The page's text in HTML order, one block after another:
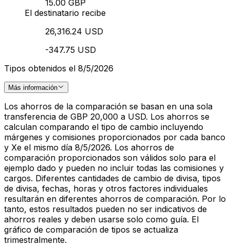
15.00 GBP
El destinatario recibe
26,316.24 USD
-347.75 USD
Tipos obtenidos el 8/5/2026
Más información
Los ahorros de la comparación se basan en una sola
transferencia de GBP 20,000 a USD. Los ahorros se
calculan comparando el tipo de cambio incluyendo
márgenes y comisiones proporcionados por cada banco
y Xe el mismo día 8/5/2026. Los ahorros de
comparación proporcionados son válidos solo para el
ejemplo dado y pueden no incluir todas las comisiones y
cargos. Diferentes cantidades de cambio de divisa, tipos
de divisa, fechas, horas y otros factores individuales
resultarán en diferentes ahorros de comparación. Por lo
tanto, estos resultados pueden no ser indicativos de
ahorros reales y deben usarse solo como guía. El
gráfico de comparación de tipos se actualiza
trimestralmente.